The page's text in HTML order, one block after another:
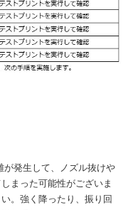
が発生して、ノズル抜けや
まった可能性がございま
。強く降ったり、振り回